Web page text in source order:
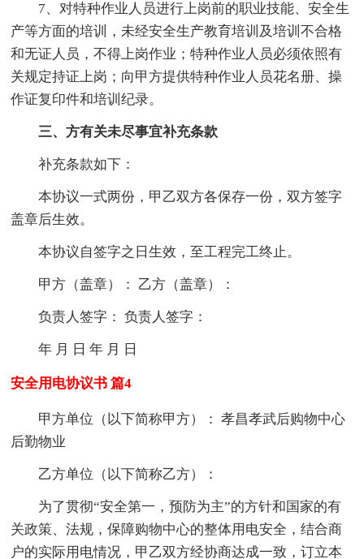
7、对特种作业人员进行上岗前的职业技能、安全生
产等方面的培训，未经安全生产教育培训及培训不合格
和无证人员，不得上岗作业；特种作业人员必须依照有
关规定持证上岗；向甲方提供特种作业人员花名册、操
作证复印件和培训纪录。
三、方有关未尽事宜补充条款
补充条款如下：
本协议一式两份，甲乙双方各保存一份，双方签字
盖章后生效。
本协议自签字之日生效，至工程完工终止。
甲方（盖章）： 乙方（盖章）：
负责人签字： 负责人签字：
年 月 日 年 月 日
安全用电协议书 篇4
甲方单位（以下简称甲方）： 孝昌孝武后购物中心
后勤物业
乙方单位（以下简称乙方）：
为了贯彻“安全第一，预防为主”的方针和国家的有
关政策、法规，保障购物中心的整体用电安全，结合商
户的实际用电情况，甲乙双方经协商达成一致，订立本